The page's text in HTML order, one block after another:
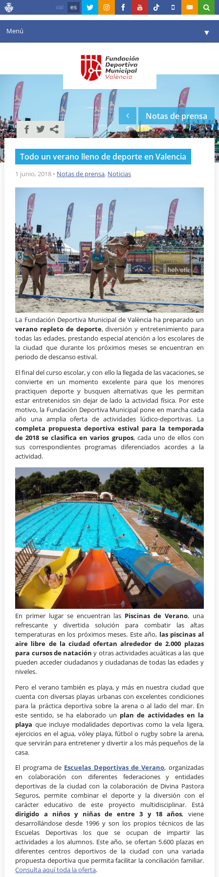
val es
Menú ▼
Agenda
Instalaciones
Comunicación ▼
Valencia en deporte
Portal de Transparencia
Notas de prensa
Todo un verano lleno de deporte en Valencia
1 junio, 2018 • Notas de prensa, Noticias
La Fundación Deportiva Municipal de València ha preparado un
verano repleto de deporte, diversión y entretenimiento para
todas las edades, prestando especial atención a los escolares de
la ciudad que durante los próximos meses se encuentran en
periodo de descanso estival.
El final del curso escolar, y con ello la llegada de las vacaciones, se
convierte en un momento excelente para que los menores
practiquen deporte y busquen alternativas que les permitan
estar entretenidos sin dejar de lado la actividad física. Por este
motivo, la Fundación Deportiva Municipal pone en marcha cada
año una amplia oferta de actividades lúdico-deportivas. La
completa propuesta deportiva estival para la temporada
de 2018 se clasifica en varios grupos, cada uno de ellos con
sus correspondientes programas diferenciados acordes a la
actividad.
En primer lugar se encuentran las Piscinas de Verano, una
refrescante y divertida solución para combatir las altas
temperaturas en los próximos meses. Este año, las piscinas al
aire libre de la ciudad ofertan alrededor de 2.000 plazas
para cursos de natación y otras actividades acuáticas a las que
pueden acceder ciudadanos y ciudadanas de todas las edades y
niveles.
Pero el verano también es playa, y más en nuestra ciudad que
cuenta con diversas playas urbanas con excelentes condiciones
para la práctica deportiva sobre la arena o al lado del mar. En
este sentido, se ha elaborado un plan de actividades en la
playa que incluye modalidades deportivas como la vela ligera,
ejercicios en el agua, vóley playa, fútbol o rugby sobre la arena,
que servirán para entretener y divertir a los más pequeños de la
casa.
El programa de Escuelas Deportivas de Verano, organizadas
en colaboración con diferentes federaciones y entidades
deportivas de la ciudad con la colaboración de Divina Pastora
Seguros, permite combinar el deporte y la diversión con el
carácter educativo de este proyecto multidisciplinar. Está
dirigido a niños y niñas de entre 3 y 18 años, viene
desarrollándose desde 1996 y son los propios técnicos de las
Escuelas Deportivas los que se ocupan de impartir las
actividades a los alumnos. Este año, se ofertan 5.600 plazas en
diferentes centros deportivos de la ciudad con una variada
propuesta deportiva que permita facilitar la conciliación familiar.
Consulta aquí toda la oferta.